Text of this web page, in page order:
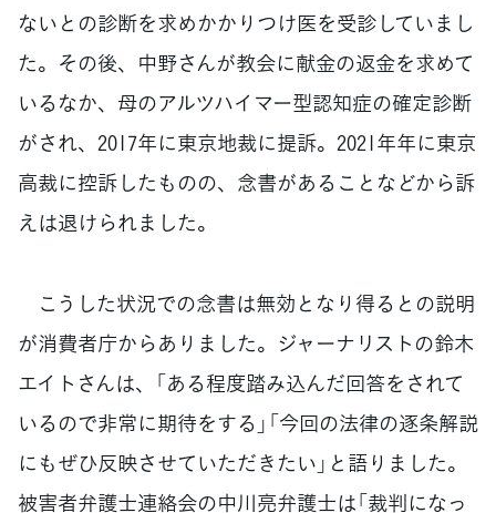
ないとの診断を求めかかりつけ医を受診していまし
た。その後、中野さんが教会に献金の返金を求めて
いるなか、母のアルツハイマー型認知症の確定診断
がされ、2017年に東京地裁に提訴。2021年年に東京
高裁に控訴したものの、念書があることなどから訴
えは退けられました。
こうした状況での念書は無効となり得るとの説明
が消費者庁からありました。ジャーナリストの鈴木
エイトさんは、「ある程度踏み込んだ回答をされて
いるので非常に期待をする」「今回の法律の逐条解説
にもぜひ反映させていただきたい」と語りました。
被害者弁護士連絡会の中川亮弁護士は「裁判になっ